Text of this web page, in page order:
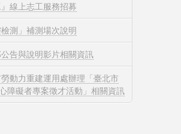
線上志工服務招募
檢測」補測場次說明
告與說明影片相關資訊
動力重建運用處辦理「臺北市
障礙者專案徵才活動」相關資訊